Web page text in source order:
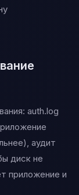
auth.log
аудит
диск не
приложение и